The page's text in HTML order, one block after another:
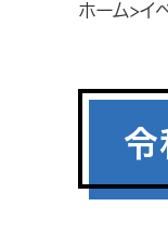
ホーム イ
令